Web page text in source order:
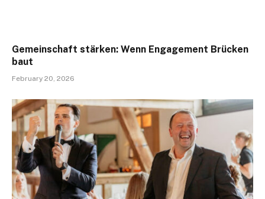
Gemeinschaft stärken: Wenn Engagement Brücken
baut
February 20, 2026